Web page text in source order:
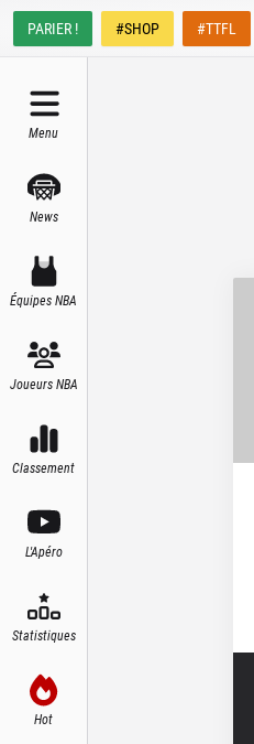
PARIER ! #SHOP #TTFL
Menu
News
Équipes NBA
Joueurs NBA
Classement
L'Apéro
Statistiques
Hot